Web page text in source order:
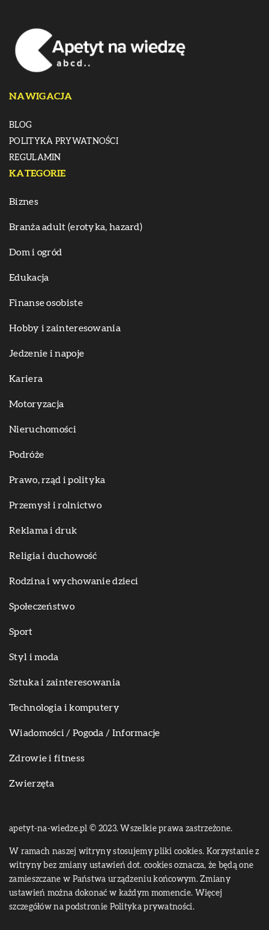
NAWIGACJA
BLOG
POLITYKA PRYWATNOŚCI
REGULAMIN
KATEGORIE
Biznes
Branża adult (erotyka, hazard)
Dom i ogród
Edukacja
Finanse osobiste
Hobby i zainteresowania
Jedzenie i napoje
Kariera
Motoryzacja
Nieruchomości
Podróże
Prawo, rząd i polityka
Przemysł i rolnictwo
Reklama i druk
Religia i duchowość
Rodzina i wychowanie dzieci
Społeczeństwo
Sport
Styl i moda
Sztuka i zainteresowania
Technologia i komputery
Wiadomości / Pogoda / Informacje
Zdrowie i fitness
Zwierzęta
apetyt-na-wiedze.pl © 2023. Wszelkie prawa zastrzeżone.
W ramach naszej witryny stosujemy pliki cookies. Korzystanie z
witryny bez zmiany ustawień dot. cookies oznacza, że będą one
zamieszczane w Państwa urządzeniu końcowym. Zmiany
ustawień można dokonać w każdym momencie. Więcej
szczegółów na podstronie Polityka prywatności.